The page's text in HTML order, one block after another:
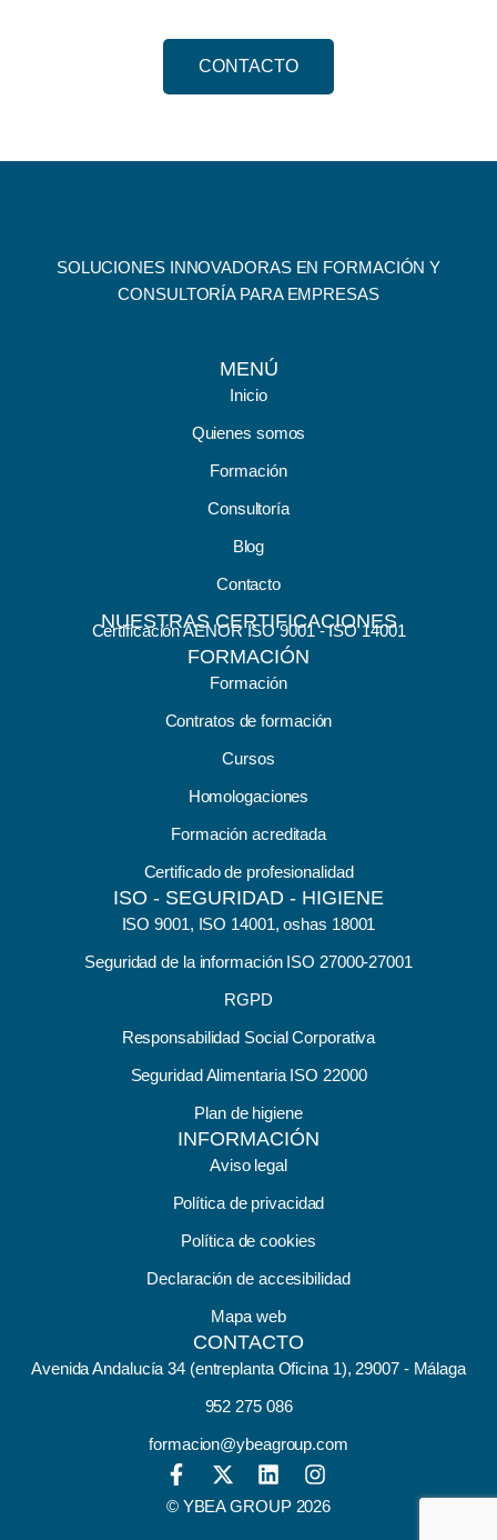
CONTACTO
SOLUCIONES INNOVADORAS EN FORMACIÓN Y
CONSULTORÍA PARA EMPRESAS
MENÚ
Inicio
Quienes somos
Formación
Consultoría
Blog
Contacto
NUESTRAS CERTIFICACIONES
Certificación AENOR ISO 9001 - ISO 14001
FORMACIÓN
Formación
Contratos de formación
Cursos
Homologaciones
Formación acreditada
Certificado de profesionalidad
ISO - SEGURIDAD - HIGIENE
ISO 9001, ISO 14001, oshas 18001
Seguridad de la información ISO 27000-27001
RGPD
Responsabilidad Social Corporativa
Seguridad Alimentaria ISO 22000
Plan de higiene
INFORMACIÓN
Aviso legal
Política de privacidad
Política de cookies
Declaración de accesibilidad
Mapa web
CONTACTO
Avenida Andalucía 34 (entreplanta Oficina 1), 29007 - Málaga
952 275 086
formacion@ybeagroup.com
© YBEA GROUP 2026